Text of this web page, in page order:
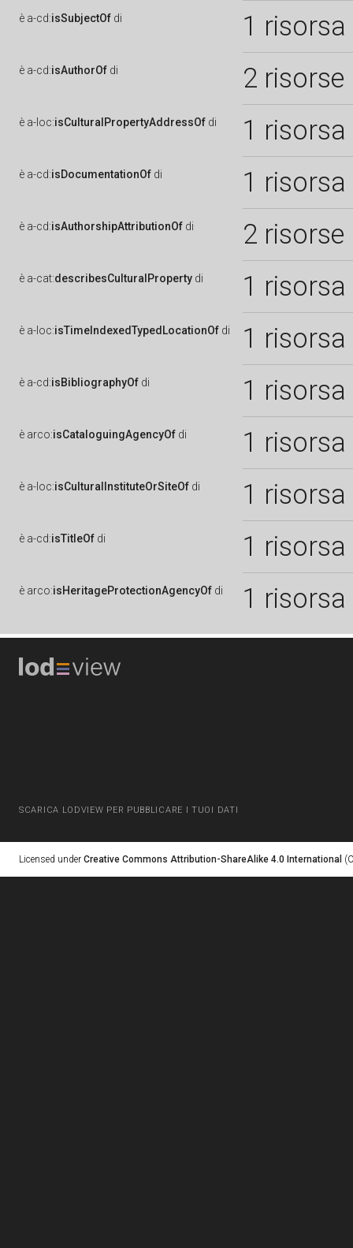
è a-cd:isSubjectOf di 1 risorsa
è a-cd:isAuthorOf di 2 risorse
è a-loc:isCulturalPropertyAddressOf di 1 risorsa
è a-cd:isDocumentationOf di 1 risorsa
è a-cd:isAuthorshipAttributionOf di 2 risorse
è a-cat:describesCulturalProperty di 1 risorsa
è a-loc:isTimeIndexedTypedLocationOf di 1 risorsa
è a-cd:isBibliographyOf di 1 risorsa
è arco:isCataloguingAgencyOf di 1 risorsa
è a-loc:isCulturalInstituteOrSiteOf di 1 risorsa
è a-cd:isTitleOf di 1 risorsa
è arco:isHeritageProtectionAgencyOf di 1 risorsa
SCARICA LODVIEW PER PUBBLICARE I TUOI DATI
Licensed under Creative Commons Attribution-ShareAlike 4.0 International